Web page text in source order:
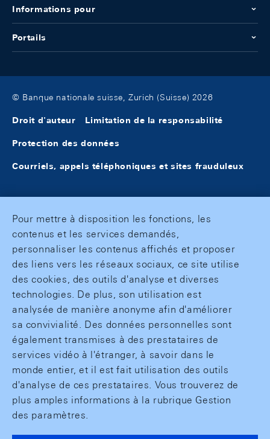
Informations pour
Portails
© Banque nationale suisse, Zurich (Suisse) 2026
Droit d'auteur Limitation de la responsabilité
Protection des données
Courriels, appels téléphoniques et sites frauduleux
Pour mettre à disposition les fonctions, les
contenus et les services demandés,
personnaliser les contenus affichés et proposer
des liens vers les réseaux sociaux, ce site utilise
des cookies, des outils d'analyse et diverses
technologies. De plus, son utilisation est
analysée de manière anonyme afin d'améliorer
sa convivialité. Des données personnelles sont
également transmises à des prestataires de
services vidéo à l'étranger, à savoir dans le
monde entier, et il est fait utilisation des outils
d'analyse de ces prestataires. Vous trouverez de
plus amples informations à la rubrique Gestion
des paramètres.